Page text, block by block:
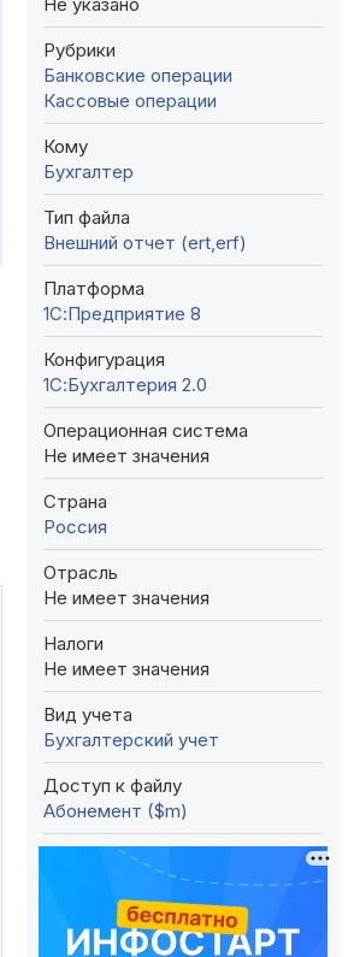
Рубрики
Банковские операции
Кассовые операции
Кому
Бухгалтер
Тип файла
Внешний отчет (ert,erf)
Платформа
1С:Предприятие 8
Конфигурация
1С:Бухгалтерия 2.0
Операционная система
Не имеет значения
Страна
Россия
Отрасль
Не имеет значения
Налоги
Не имеет значения
Вид учета
Бухгалтерский учет
Доступ к файлу
Абонемент ($m)